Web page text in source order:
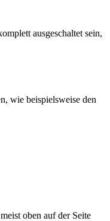
ausgeschaltet sein,
wie beispielsweise den
oben auf der Seite